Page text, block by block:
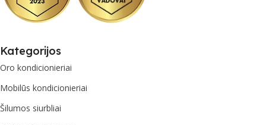
Kategorijos
Oro kondicionieriai
Mobilūs kondicionieriai
Šilumos siurbliai